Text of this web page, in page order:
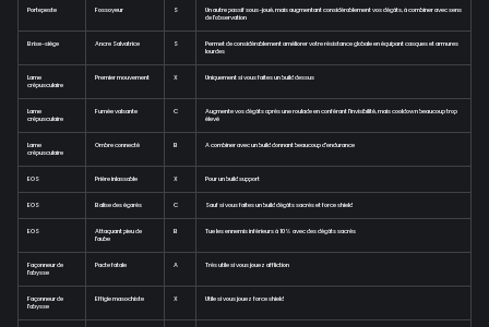
Portepeste Fossoyeur S
Un autre passif sous-joué, mais augmentant considérablement vos dégâts, à combiner avec sens
de l'observation
Brise-siège Ancre Salvatrice S
Permet de considérablement améliorer votre résistance globale en équipant casques et armures
lourdes
Lame
crépusculaire
Premier mouvement X Uniquement si vous faites un build dessus
Lame
crépusculaire
Fumée valsante C
Augmente vos dégâts après une roulade en conférant l'invisibilité, mais cooldown beaucoup trop
élevé
Lame
crépusculaire
Ombre connecté B A combiner avec un build donnant beaucoup d'endurance
EOS Prière inlassable X Pour un build support
EOS Balise des égarés C Sauf si vous faites un build dégâts sacrés et force shield
EOS
Attaquant pieu de
l'aube
B Tue les ennemis inférieurs à 10% avec des dégâts sacrés
Façonneur de
l'abysse
Pacte fatale A Très utile si vous jouez affliction
Façonneur de
l'abysse
Effigie masochiste X Utile si vous jouez force shield